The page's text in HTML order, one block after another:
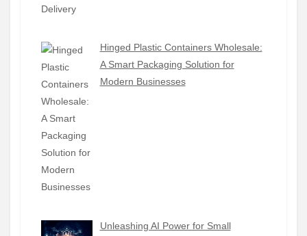
Hinged Plastic Containers Wholesale:
A Smart Packaging Solution for
Modern Businesses
Unleashing AI Power for Small